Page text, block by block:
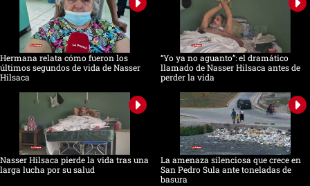
Hermana relata cómo fueron los
últimos segundos de vida de Nasser
Hilsaca
“Yo ya no aguanto”: el dramático
llamado de Nasser Hilsaca antes de
perder la vida
Nasser Hilsaca pierde la vida tras una
larga lucha por su salud
La amenaza silenciosa que crece en
San Pedro Sula ante toneladas de
basura